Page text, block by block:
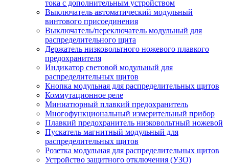
тока с дополнительным устройством
Выключатель автоматический модульный
винтового присоединения
Выключатель/переключатель модульный для
распределительного щита
Держатель низковольтного ножевого плавкого
предохранителя
Индикатор световой модульный для
распределительных щитов
Кнопка модульная для распределительных щитов
Коммутационное реле
Миниатюрный плавкий предохранитель
Многофункциональный измерительный прибор
Плавкий предохранитель низковольтный ножевой
Пускатель магнитный модульный для
распределительных щитов
Розетка модульная для распределительных щитов
Устройство защитного отключения (УЗО)